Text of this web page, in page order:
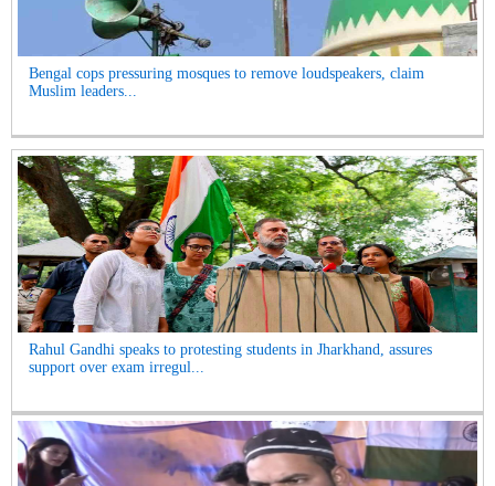
Bengal cops pressuring mosques to remove loudspeakers, claim
Muslim leaders...
Rahul Gandhi speaks to protesting students in Jharkhand, assures
support over exam irregul...